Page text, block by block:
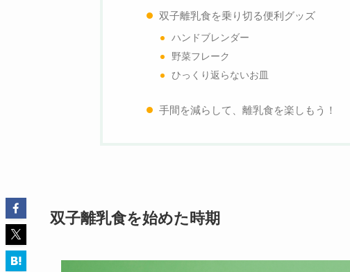
双子離乳食を乗り切る便利グッズ
ハンドブレンダー
野菜フレーク
ひっくり返らないお皿
手間を減らして、離乳食を楽しもう！
双子離乳食を始めた時期